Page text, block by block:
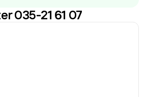
210 000 000,00 krsenaste
035-21 61 07